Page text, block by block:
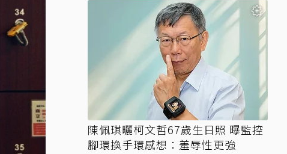
陳佩琪曬柯文哲67歲生日照 曝監控
腳環換手環感想：羞辱性更強